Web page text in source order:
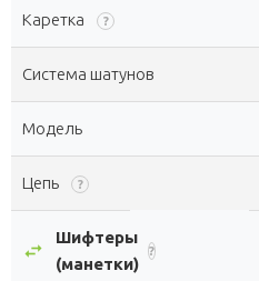
Каретка ?
Система шатунов
Модель
Цепь ?
swap_horiz
Шифтеры
(манетки)
?